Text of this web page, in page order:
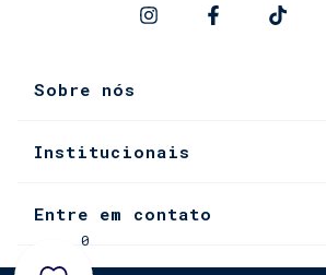
Sobre nós
Institucionais
Entre em contato
0